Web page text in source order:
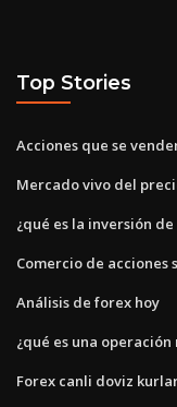
Top Stories
Acciones que se
Mercado vivo del
¿qué es la inversión
Comercio de acciones
Análisis de forex hoy
¿qué es una operación
Forex canli doviz